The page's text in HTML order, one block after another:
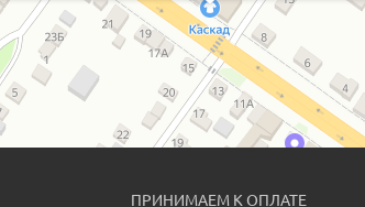
ПРИНИМАЕМ К ОПЛАТЕ